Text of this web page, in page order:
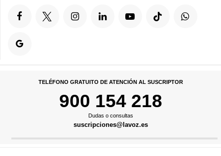
TELÉFONO GRATUITO DE ATENCIÓN AL SUSCRIPTOR
900 154 218
Dudas o consultas
suscripciones@lavoz.es